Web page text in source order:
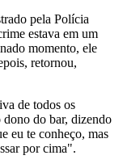
pela Polícia
estava em um
momento, ele
retornou,
de todos os
dono do bar, dizendo
eu te conheço, mas
por cima".